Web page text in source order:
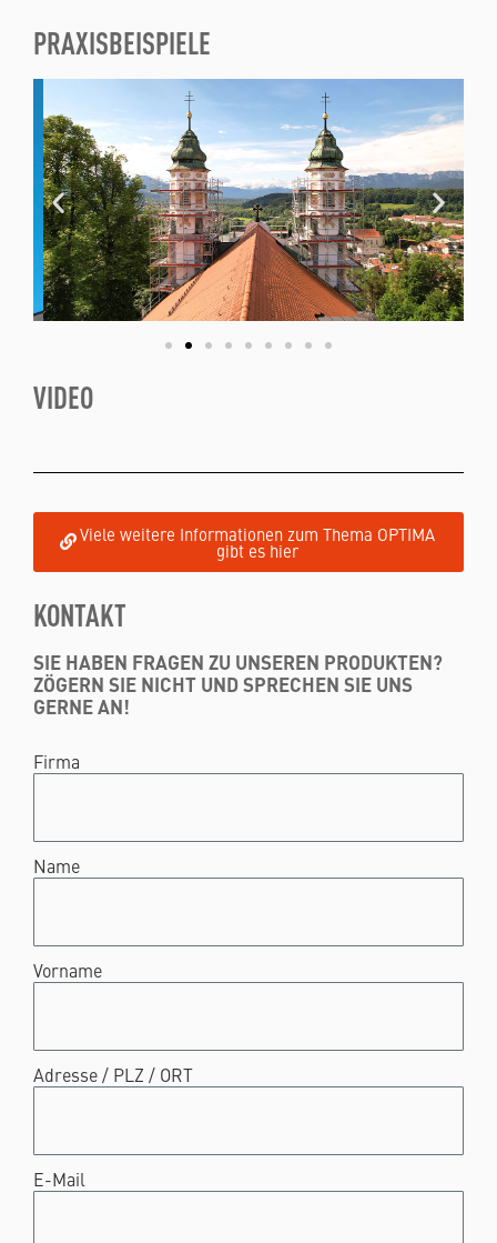
PRAXISBEISPIELE
VIDEO
Viele weitere Informationen zum Thema OPTIMA
gibt es hier
KONTAKT
SIE HABEN FRAGEN ZU UNSEREN PRODUKTEN?
ZÖGERN SIE NICHT UND SPRECHEN SIE UNS
GERNE AN!
Firma
Name
Vorname
Adresse / PLZ / ORT
E-Mail